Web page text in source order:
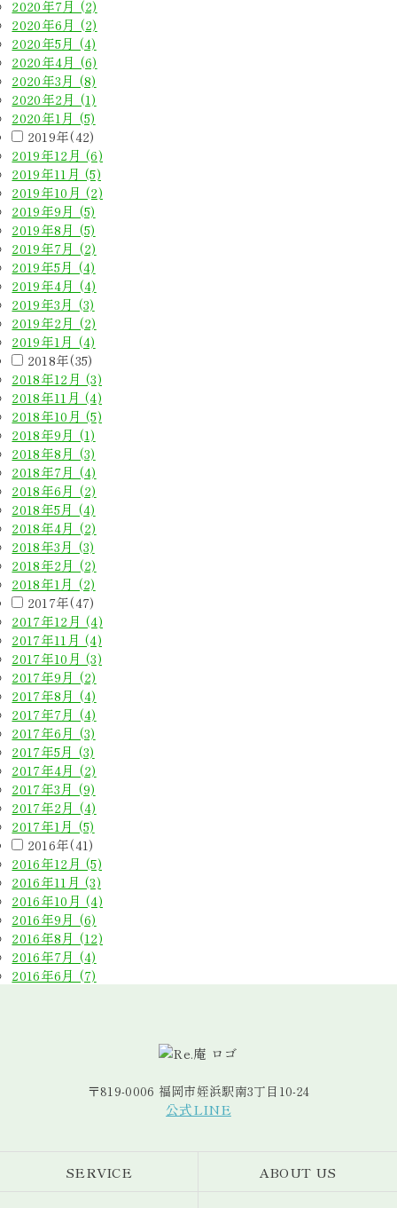
2020年7月 (2)
2020年6月 (2)
2020年5月 (4)
2020年4月 (6)
2020年3月 (8)
2020年2月 (1)
2020年1月 (5)
2019年(42)
2019年12月 (6)
2019年11月 (5)
2019年10月 (2)
2019年9月 (5)
2019年8月 (5)
2019年7月 (2)
2019年5月 (4)
2019年4月 (4)
2019年3月 (3)
2019年2月 (2)
2019年1月 (4)
2018年(35)
2018年12月 (3)
2018年11月 (4)
2018年10月 (5)
2018年9月 (1)
2018年8月 (3)
2018年7月 (4)
2018年6月 (2)
2018年5月 (4)
2018年4月 (2)
2018年3月 (3)
2018年2月 (2)
2018年1月 (2)
2017年(47)
2017年12月 (4)
2017年11月 (4)
2017年10月 (3)
2017年9月 (2)
2017年8月 (4)
2017年7月 (4)
2017年6月 (3)
2017年5月 (3)
2017年4月 (2)
2017年3月 (9)
2017年2月 (4)
2017年1月 (5)
2016年(41)
2016年12月 (5)
2016年11月 (3)
2016年10月 (4)
2016年9月 (6)
2016年8月 (12)
2016年7月 (4)
2016年6月 (7)
〒819-0006 福岡市姪浜駅南3丁目10-24
公式LINE
SERVICE ABOUT US